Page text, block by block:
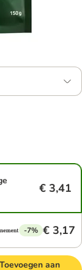
€ 3,41
-7% € 3,17
Toevoegen aan